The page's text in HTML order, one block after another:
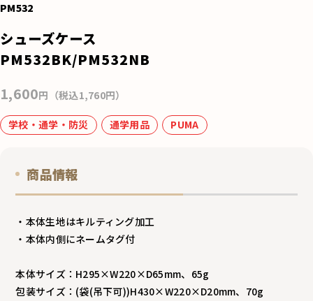
k
PM532
シューズケース
PM532BK/PM532NB
1,600円（税込1,760円）
学校・通学・防災 通学用品 PUMA
商品情報
・本体生地はキルティング加工
・本体内側にネームタグ付
本体サイズ：H295×W220×D65mm、65g
包装サイズ：(袋(吊下可))H430×W220×D20mm、70g